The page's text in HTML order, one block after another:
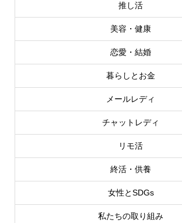
推し活
美容・健康
恋愛・結婚
暮らしとお金
メールレディ
チャットレディ
リモ活
終活・供養
女性とSDGs
私たちの取り組み